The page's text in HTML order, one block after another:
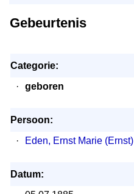
Gebeurtenis
Categorie:
·
geboren
Persoon:
·
Eden, Ernst Marie (Ernst)
Datum: